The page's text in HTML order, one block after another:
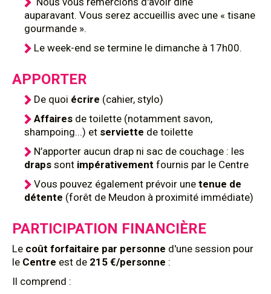
auparavant. Vous serez accueillis avec une « tisane
gourmande ».
Le week-end se termine le dimanche à 17h00.
APPORTER
De quoi écrire (cahier, stylo)
Affaires de toilette (notamment savon,
shampoing...) et serviette de toilette
N’apporter aucun drap ni sac de couchage : les
draps sont impérativement fournis par le Centre
Vous pouvez également prévoir une tenue de
détente (forêt de Meudon à proximité immédiate)
PARTICIPATION FINANCIÈRE
Le coût forfaitaire par personne d'une session pour
le Centre est de 215 €/personne :
Il comprend :